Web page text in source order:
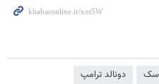
دونالد ترامپ